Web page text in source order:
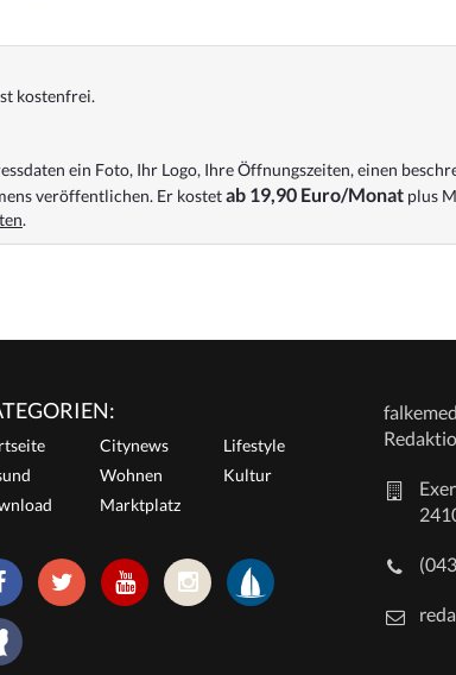
kostenfrei.
ein Foto, Ihr Logo, Ihre Öffnungszeiten, einen
veröffentlichen. Er kostetab 19,90 Euro/Monat plus
.
Citynews
Lifestyle
Wohnen
Kultur
Marktplatz